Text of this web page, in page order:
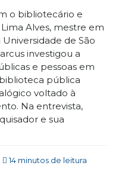
o bibliotecário e
Alves, mestre em
de São
investigou a
e pessoas em
pública
voltado à
Na entrevista,
e sua
14 minutos de leitura